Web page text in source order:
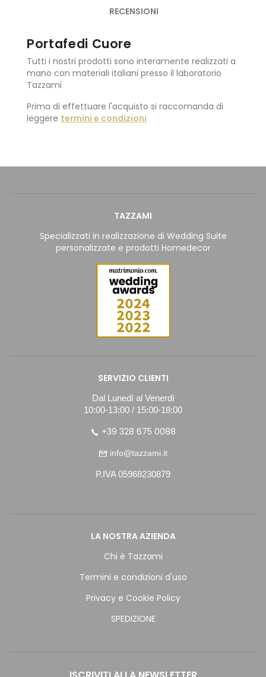
RECENSIONI
Portafedi Cuore
Tutti i nostri prodotti sono interamente realizzati a
mano con materiali italiani presso il laboratorio
Tazzami
Prima di effettuare l'acquisto si raccomanda di
leggere termini e condizioni
TAZZAMI
Specializzati in realizzazione di Wedding Suite
personalizzate e prodotti Homedecor
SERVIZIO CLIENTI
Dal Lunedì al Venerdì
10:00-13:00 / 15:00-18:00
+39 328 675 0088
info@tazzami.it
P.IVA 05968230879
LA NOSTRA AZIENDA
Chi è Tazzami
Termini e condizioni d'uso
Privacy e Cookie Policy
SPEDIZIONE